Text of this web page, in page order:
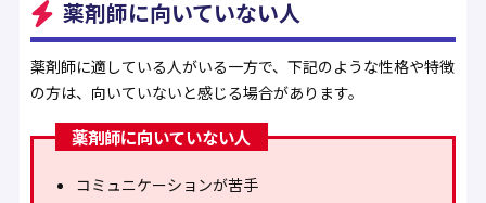
薬剤師に向いていない人
薬剤師に適している人がいる一方で、下記のような性格や特徴
の方は、向いていないと感じる場合があります。
薬剤師に向いていない人
コミュニケーションが苦手